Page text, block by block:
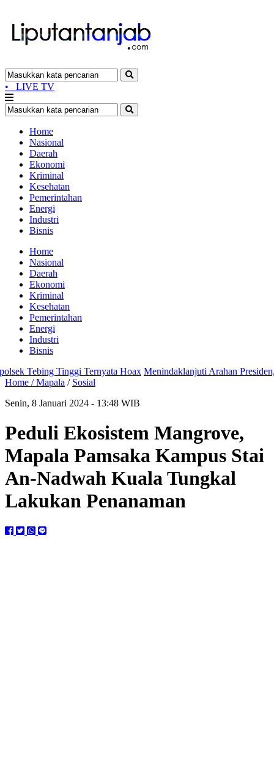
• LIVE TV
Home
Nasional
Daerah
Ekonomi
Kriminal
Kesehatan
Pemerintahan
Energi
Industri
Bisnis
Home
Nasional
Daerah
Ekonomi
Kriminal
Kesehatan
Pemerintahan
Energi
Industri
Bisnis
Tebing Tinggi Ternyata Hoax Menindaklanjuti Arahan Presiden,
Home /Mapala / Sosial
Senin, 8 Januari 2024 - 13:48 WIB
Peduli Ekosistem Mangrove,
Mapala Pamsaka Kampus Stai
An-Nadwah Kuala Tungkal
Lakukan Penanaman